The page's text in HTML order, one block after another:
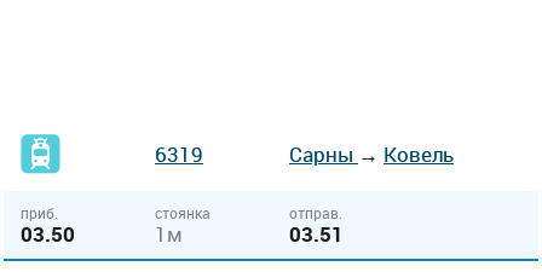
6319 Сарны → Ковель
приб.
03.50
стоянка
1м
отправ.
03.51